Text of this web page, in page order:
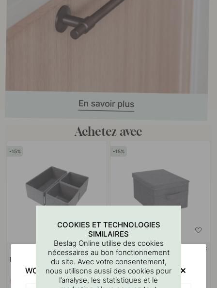
Achetez avec
15
+ COULEURS
Boîte de rangement 3-set - Gris
9.10 €
15
+ TAILLES
Boîte de rangement avec
couvercle - Gris
8.93 €10.50 €
COOKIES ET TECHNOLOGIES
SIMILAIRES
Beslag Online utilise des cookies
nécessaires au bon fonctionnement
du site. Avec votre consentement,
nous utilisons aussi des cookies pour
l’analyse, les statistiques et le
WOULD YOU RATHER VISIT?